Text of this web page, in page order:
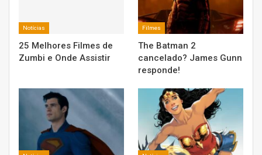
Notícias
25 Melhores Filmes de
Zumbi e Onde Assistir
Filmes
The Batman 2
cancelado? James Gunn
responde!